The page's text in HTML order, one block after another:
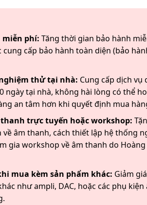
miễn phí: Tăng thời gian bảo hành
cung cấp bảo hành toàn diện (bảo
thử tại nhà: Cung cấp dịch
ngày tại nhà, không hài lòng có thể
an tâm hơn khi quyết định mua
trực tuyến hoặc workshop:
âm thanh, cách thiết lập hệ thống
gia workshop về âm thanh do Hoàng
mua kèm sản phẩm khác: Giảm
như ampli, DAC, hoặc các phụ